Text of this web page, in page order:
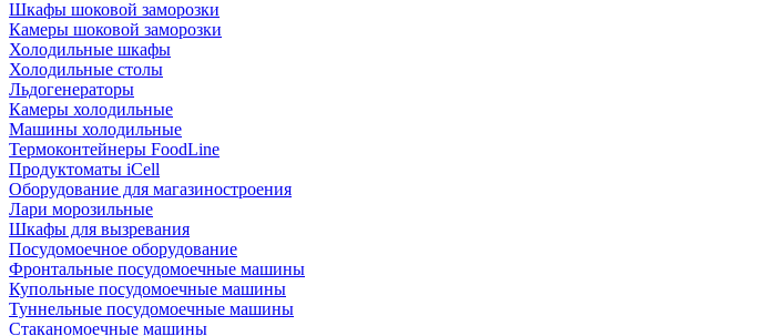
Шкафы шоковой заморозки
Камеры шоковой заморозки
Холодильные шкафы
Холодильные столы
Льдогенераторы
Камеры холодильные
Машины холодильные
Термоконтейнеры FoodLine
Продуктоматы iCell
Оборудование для магазиностроения
Лари морозильные
Шкафы для вызревания
Посудомоечное оборудование
Фронтальные посудомоечные машины
Купольные посудомоечные машины
Туннельные посудомоечные машины
Стаканомоечные машины